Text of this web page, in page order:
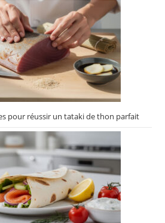
pour réussir un tataki de thon parfait